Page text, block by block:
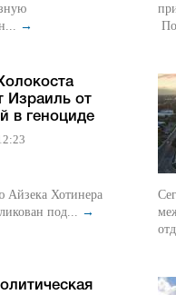
→
Израиль от
в геноциде
Айзека Хотинера
под... →